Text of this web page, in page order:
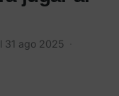
31 ago 2025